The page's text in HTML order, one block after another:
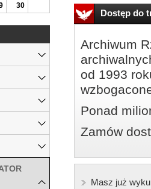
Dostęp do
Archiwum
od 1993
Ponad
Zamów
Masz już
30